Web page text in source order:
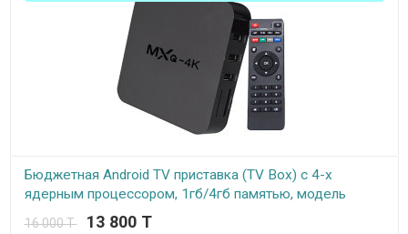
Бюджетная Android TV приставка (TV Box) с 4-х
ядерным процессором, 1гб/4гб памятью, модель
16 000 T 13 800 T